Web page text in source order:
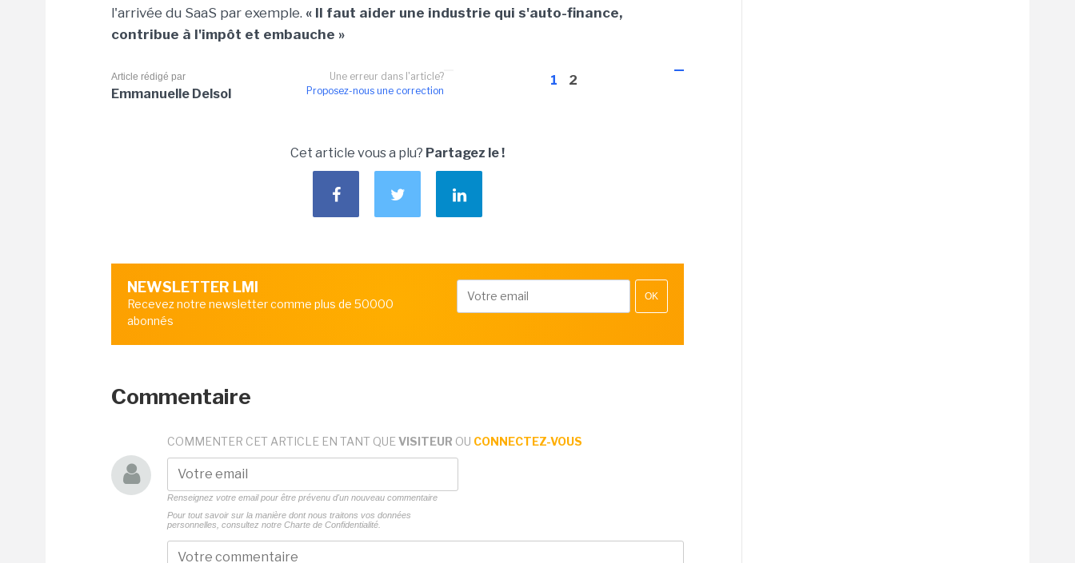
l'arrivée du SaaS par exemple. « Il faut aider une industrie qui s'auto-finance,
contribue à l'impôt et embauche »
1 2
Une erreur dans l'article?
Proposez-nous une correction
Article rédigé par
Emmanuelle Delsol
Cet article vous a plu? Partagez le !
NEWSLETTER LMI
Recevez notre newsletter comme plus de 50000
abonnés
OK
Commentaire
COMMENTER CET ARTICLE EN TANT QUE VISITEUR OU CONNECTEZ-VOUS
Renseignez votre email pour être prévenu d'un nouveau commentaire
Pour tout savoir sur la manière dont nous traitons vos données
personnelles, consultez notre Charte de Confidentialité.